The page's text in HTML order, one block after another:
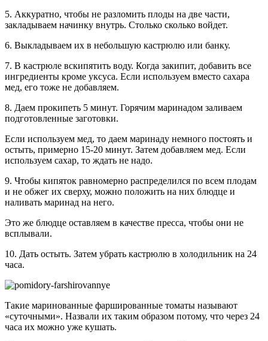
5. Аккуратно, чтобы не разломить плоды на две части,
закладываем начинку внутрь. Столько сколько войдет.
6. Выкладываем их в небольшую кастрюлю или банку.
7. В кастрюле вскипятить воду. Когда закипит, добавить все
ингредиенты кроме уксуса. Если используем вместо сахара
мед, его тоже не добавляем.
8. Даем прокипеть 5 минут. Горячим маринадом заливаем
подготовленные заготовки.
Если используем мед, то даем маринаду немного постоять и
остыть, примерно 15-20 минут. Затем добавляем мед. Если
используем сахар, то ждать не надо.
9. Чтобы кипяток равномерно распределился по всем плодам
и не обжег их сверху, можно положить на них блюдце и
наливать маринад на него.
Это же блюдце оставляем в качестве пресса, чтобы они не
всплывали.
10. Дать остыть. Затем убрать кастрюлю в холодильник на 24
часа.
Такие маринованные фаршированные томаты называют
«суточными». Назвали их таким образом потому, что через 24
часа их можно уже кушать.